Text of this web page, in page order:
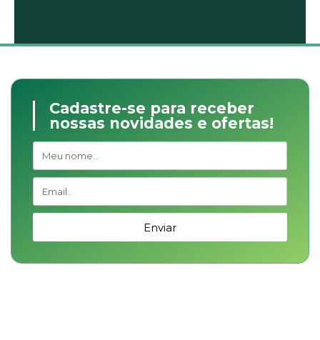
Cadastre-se para receber
nossas novidades e ofertas!
Enviar